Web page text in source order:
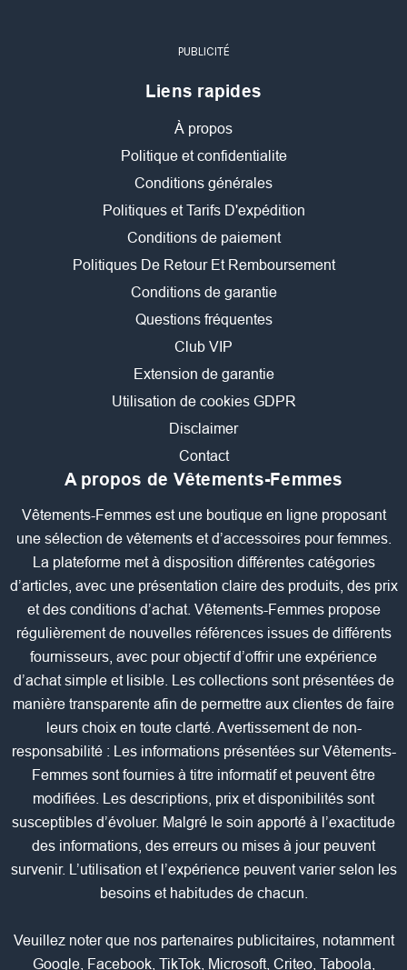
PUBLICITÉ
Liens rapides
À propos
Politique et confidentialite
Conditions générales
Politiques et Tarifs D'expédition
Conditions de paiement
Politiques De Retour Et Remboursement
Conditions de garantie
Questions fréquentes
Club VIP
Extension de garantie
Utilisation de cookies GDPR
Disclaimer
Contact
A propos de Vêtements-Femmes
Vêtements-Femmes est une boutique en ligne proposant
une sélection de vêtements et d’accessoires pour femmes.
La plateforme met à disposition différentes catégories
d’articles, avec une présentation claire des produits, des prix
et des conditions d’achat. Vêtements-Femmes propose
régulièrement de nouvelles références issues de différents
fournisseurs, avec pour objectif d’offrir une expérience
d’achat simple et lisible. Les collections sont présentées de
manière transparente afin de permettre aux clientes de faire
leurs choix en toute clarté. Avertissement de non-
responsabilité : Les informations présentées sur Vêtements-
Femmes sont fournies à titre informatif et peuvent être
modifiées. Les descriptions, prix et disponibilités sont
susceptibles d’évoluer. Malgré le soin apporté à l’exactitude
des informations, des erreurs ou mises à jour peuvent
survenir. L’utilisation et l’expérience peuvent varier selon les
besoins et habitudes de chacun.
Veuillez noter que nos partenaires publicitaires, notamment
Google, Facebook, TikTok, Microsoft, Criteo, Taboola,